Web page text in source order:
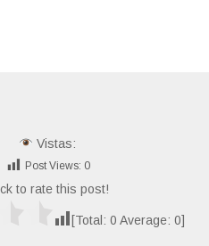
Vistas:
Post Views: 0
to rate this post!
[Total: 0 Average: 0]